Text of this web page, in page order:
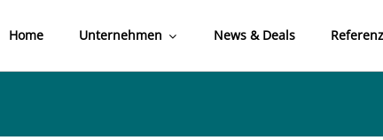
Home Unternehmen News & Deals